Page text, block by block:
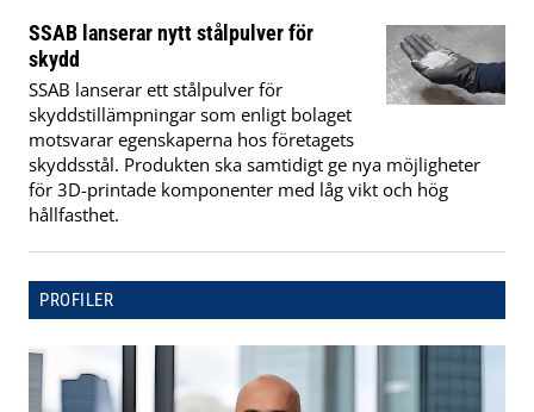
SSAB lanserar nytt stålpulver för
skydd
SSAB lanserar ett stålpulver för
skyddstillämpningar som enligt bolaget
motsvarar egenskaperna hos företagets
skyddsstål. Produkten ska samtidigt ge nya möjligheter
för 3D-printade komponenter med låg vikt och hög
hållfasthet.
PROFILER